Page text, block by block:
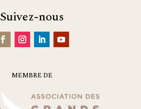
Suivez-nous
MEMBRE DE